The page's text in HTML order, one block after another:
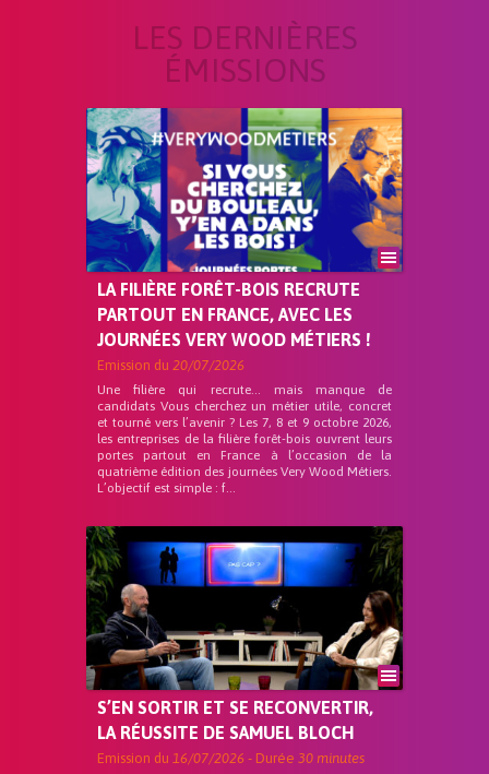
LES DERNIÈRES
ÉMISSIONS
LA FILIÈRE FORÊT-BOIS RECRUTE
PARTOUT EN FRANCE, AVEC LES
JOURNÉES VERY WOOD MÉTIERS !
Emission du 20/07/2026
Une filière qui recrute… mais manque de
candidats Vous cherchez un métier utile, concret
et tourné vers l’avenir ? Les 7, 8 et 9 octobre 2026,
les entreprises de la filière forêt-bois ouvrent leurs
portes partout en France à l’occasion de la
quatrième édition des journées Very Wood Métiers.
L’objectif est simple : f...
S’EN SORTIR ET SE RECONVERTIR,
LA RÉUSSITE DE SAMUEL BLOCH
Emission du 16/07/2026 - Durée 30 minutes